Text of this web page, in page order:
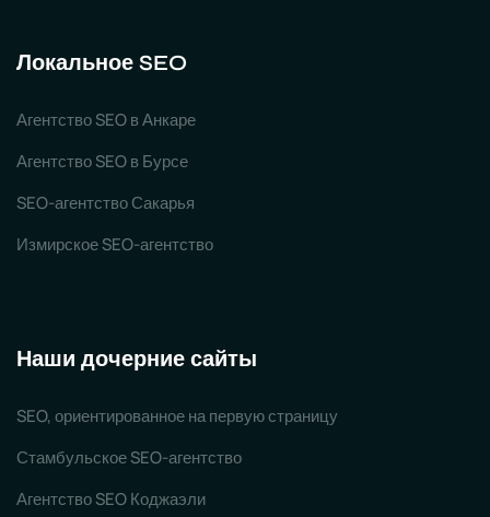
Локальное SEO
Агентство SEO в Анкаре
Агентство SEO в Бурсе
SEO-агентство Сакарья
Измирское SEO-агентство
Наши дочерние сайты
SEO, ориентированное на первую страницу
Стамбульское SEO-агентство
Агентство SEO Коджаэли